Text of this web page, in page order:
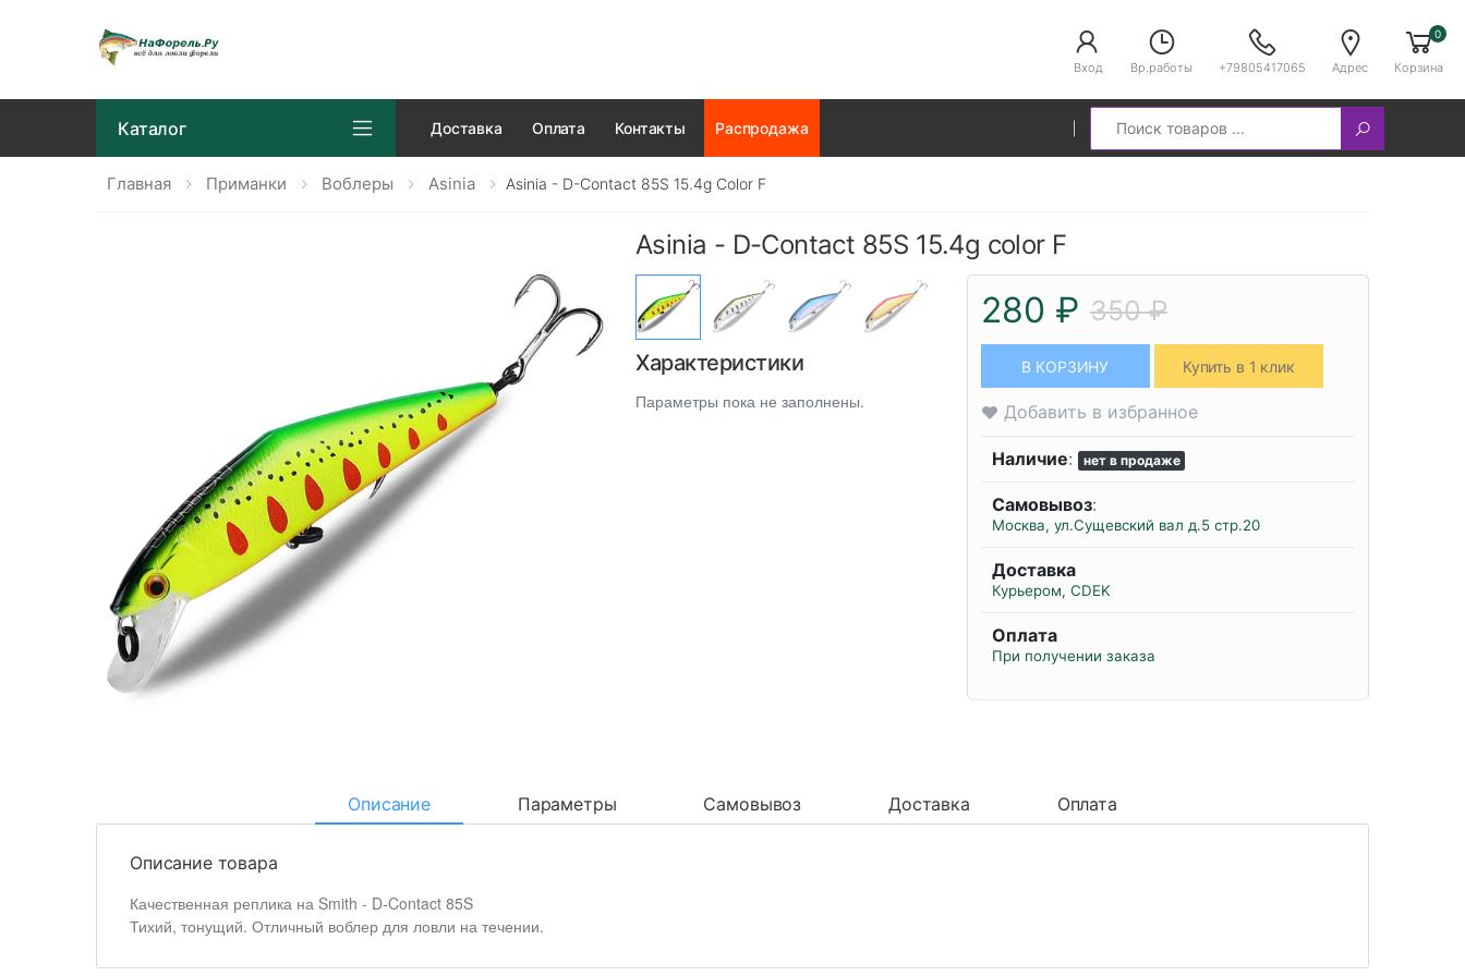
Вход Вр.работы +79805417065 Адрес
0
Корзина
Каталог Доставка Оплата Контакты Распродажа
Search
Главная Приманки Воблеры Asinia Asinia - D-Contact 85S 15.4g Color F
Asinia - D-Contact 85S 15.4g color F
Характеристики
Параметры пока не заполнены.
280 ₽ 350 ₽
В КОРЗИНУ Купить в 1 клик
Добавить в избранное
Наличие: нет в продаже
Самовывоз:
Москва, ул.Сущевский вал д.5 стр.20
Доставка
Курьером, CDEK
Оплата
При получении заказа
Описание Параметры Самовывоз Доставка Оплата
Описание товара
Качественная реплика на Smith - D-Contact 85S
Тихий, тонущий. Отличный воблер для ловли на течении.